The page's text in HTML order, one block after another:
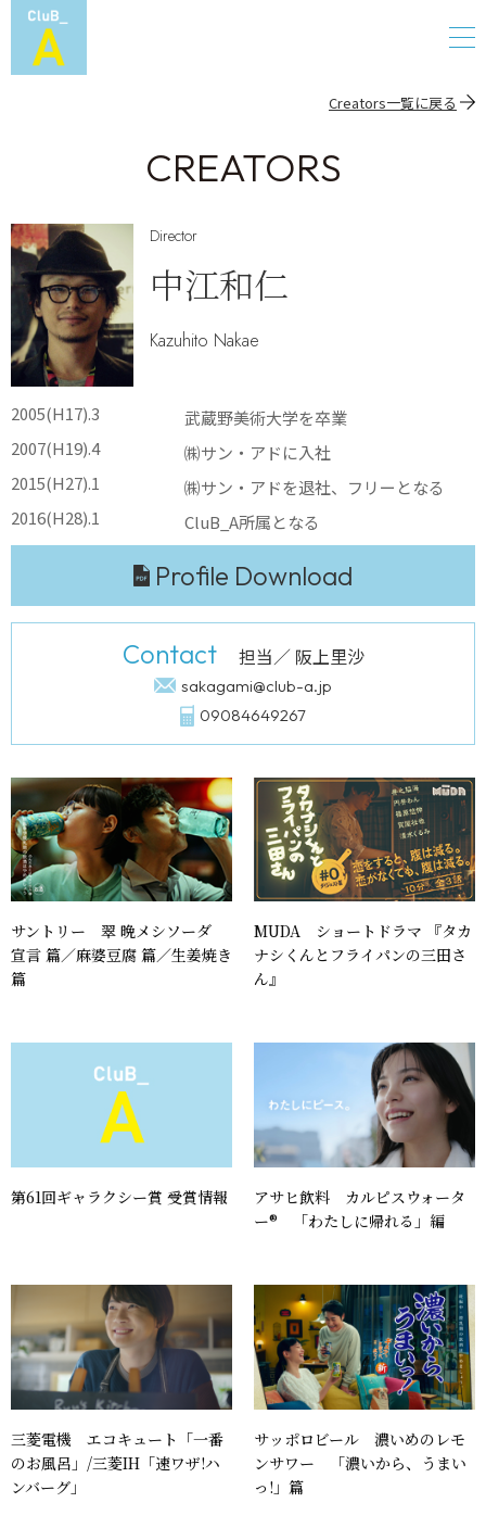
Creators一覧に戻る
CREATORS
Director
中江和仁
Kazuhito Nakae
2005(H17).3
武蔵野美術大学を卒業
2007(H19).4
㈱サン・アドに入社
2015(H27).1
㈱サン・アドを退社、フリーとなる
2016(H28).1
CluB_A所属となる
Profile Download
Contact 担当／ 阪上里沙
sakagami@club-a.jp
09084649267
サントリー 翠 晩メシソーダ
宣言 篇／麻婆豆腐 篇／生姜焼き
篇
MUDA ショートドラマ 『タカ
ナシくんとフライパンの三田さ
ん』
第61回ギャラクシー賞 受賞情報
アサヒ飲料 カルピスウォータ
ー®︎ 「わたしに帰れる」編
三菱電機 エコキュート「一番
のお風呂」/三菱IH「速ワザ!ハ
ンバーグ」
サッポロビール 濃いめのレモ
ンサワー 「濃いから、うまい
っ!」篇